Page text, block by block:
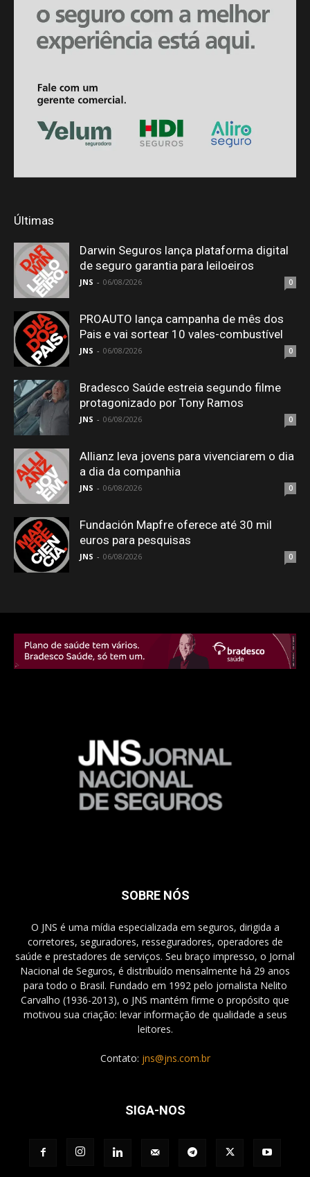
Últimas
Darwin Seguros lança plataforma digital
de seguro garantia para leiloeiros
JNS - 06/08/2026 0
PROAUTO lança campanha de mês dos
Pais e vai sortear 10 vales-combustível
JNS - 06/08/2026 0
Bradesco Saúde estreia segundo filme
protagonizado por Tony Ramos
JNS - 06/08/2026 0
Allianz leva jovens para vivenciarem o dia
a dia da companhia
JNS - 06/08/2026 0
Fundación Mapfre oferece até 30 mil
euros para pesquisas
JNS - 06/08/2026 0
SOBRE NÓS
O JNS é uma mídia especializada em seguros, dirigida a
corretores, seguradores, resseguradores, operadores de
saúde e prestadores de serviços. Seu braço impresso, o Jornal
Nacional de Seguros, é distribuído mensalmente há 29 anos
para todo o Brasil. Fundado em 1992 pelo jornalista Nelito
Carvalho (1936-2013), o JNS mantém firme o propósito que
motivou sua criação: levar informação de qualidade a seus
leitores.
Contato: jns@jns.com.br
SIGA-NOS